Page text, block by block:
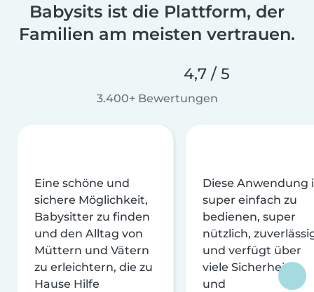
Babysits ist die Plattform, der
Familien am meisten vertrauen.
4,7 / 5
3.400+ Bewertungen
Eine schöne und
sichere Möglichkeit,
Babysitter zu finden
und den Alltag von
Müttern und Vätern
zu erleichtern, die zu
Hause Hilfe
Diese Anwendung
super einfach zu
bedienen, super
nützlich,
und verfügt über
viele Sicherheits-
und